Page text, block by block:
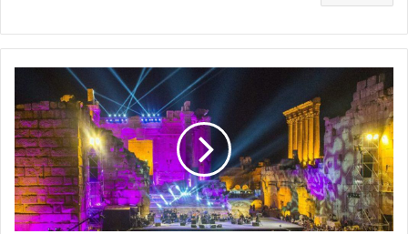
قلعة
بعلبك
ستضج
فرحًا
وموسيقى
في
حزيران
المقبل